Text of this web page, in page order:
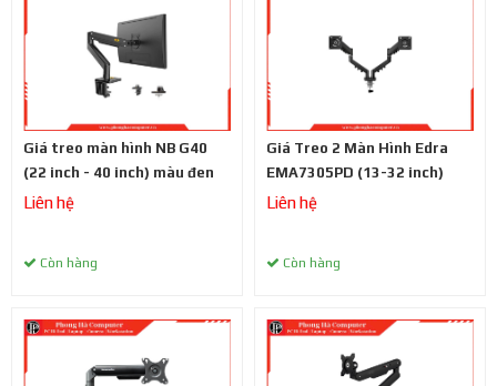
Giá treo màn hình NB G40
(22 inch - 40 inch) màu đen
Liên hệ
Còn hàng
Giá Treo 2 Màn Hình Edra
EMA7305PD (13-32 inch)
Liên hệ
Còn hàng